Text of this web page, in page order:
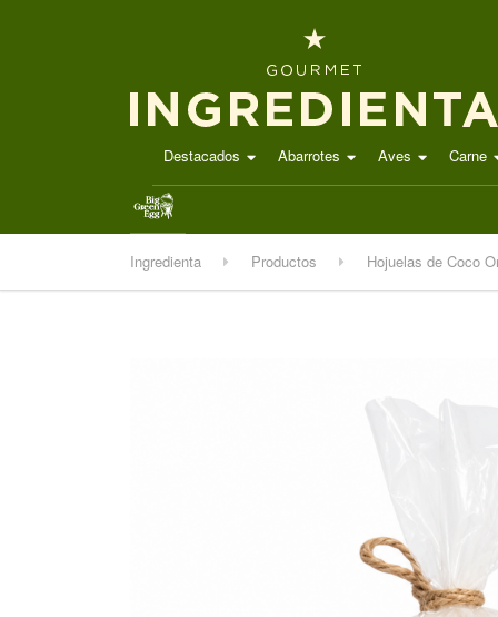
Destacados Abarrotes Aves Carne
.
Ingredienta Productos Hojuelas de Coco